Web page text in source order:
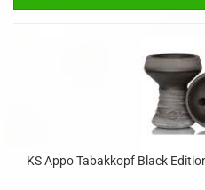
KS Appo Tabakkopf Black